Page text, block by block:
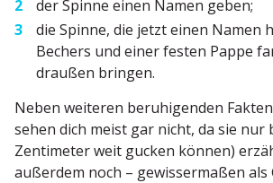
der Spinne einen Namen geben;
die Spinne, die jetzt einen Namen
Bechers und einer festen Pappe
draußen bringen.
Neben weiteren beruhi­genden Fakten
sehen dich meist gar nicht, da sie nur
Zenti­meter weit gucken können)
außerdem noch – gewis­ser­maßen als